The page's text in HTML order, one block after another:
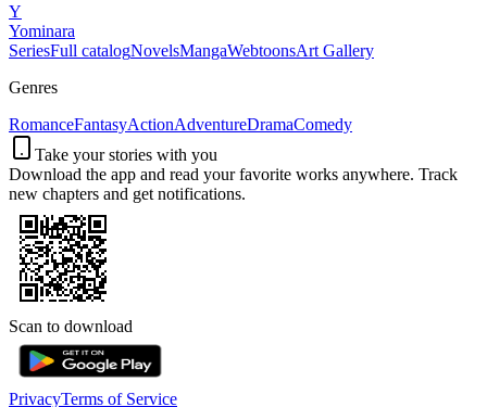
Y
Yominara
SeriesFull catalogNovelsMangaWebtoonsArt Gallery
Genres
RomanceFantasyActionAdventureDramaComedy
Take your stories with you
Download the app and read your favorite works anywhere. Track
new chapters and get notifications.
Scan to download
PrivacyTerms of Service